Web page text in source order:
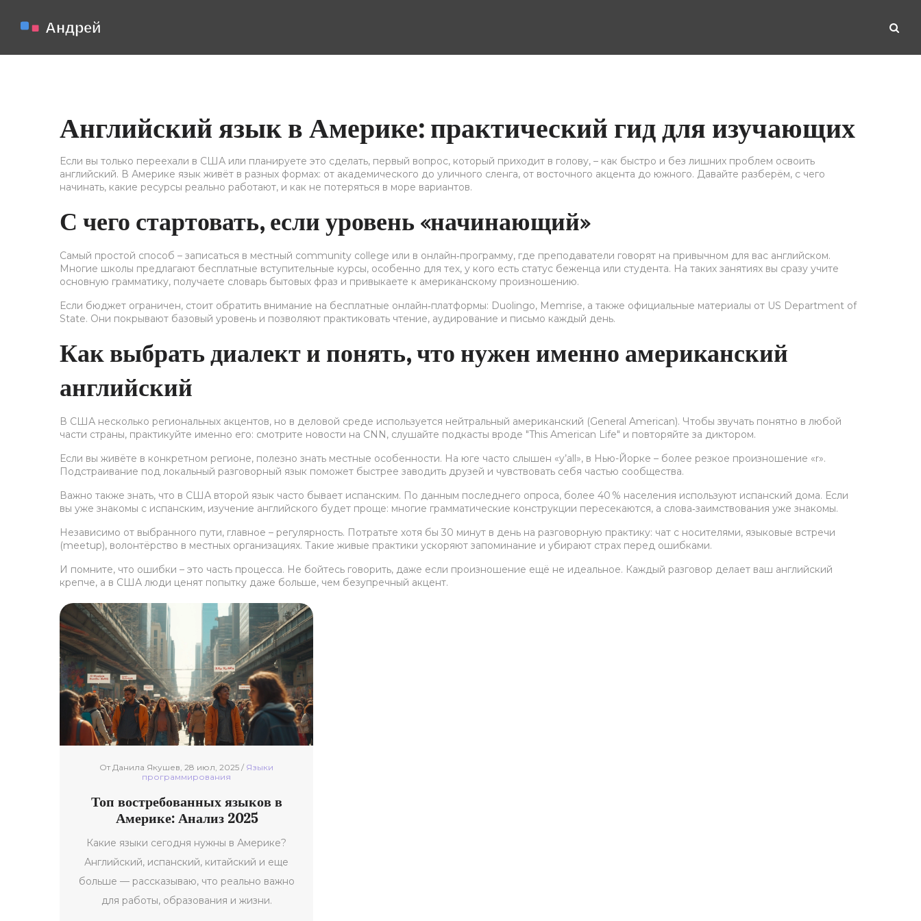
Английский язык в Америке: практический гид для изучающих
Если вы только переехали в США или планируете это сделать, первый вопрос, который приходит в голову, – как быстро и без лишних проблем освоить
английский. В Америке язык живёт в разных формах: от академического до уличного сленга, от восточного акцента до южного. Давайте разберём, с чего
начинать, какие ресурсы реально работают, и как не потеряться в море вариантов.
С чего стартовать, если уровень «начинающий»
Самый простой способ – записаться в местный community college или в онлайн‑программу, где преподаватели говорят на привычном для вас английском.
Многие школы предлагают бесплатные вступительные курсы, особенно для тех, у кого есть статус беженца или студента. На таких занятиях вы сразу учите
основную грамматику, получаете словарь бытовых фраз и привыкаете к американскому произношению.
Если бюджет ограничен, стоит обратить внимание на бесплатные онлайн‑платформы: Duolingo, Memrise, а также официальные материалы от US Department of
State. Они покрывают базовый уровень и позволяют практиковать чтение, аудирование и письмо каждый день.
Как выбрать диалект и понять, что нужен именно американский
английский
В США несколько региональных акцентов, но в деловой среде используется нейтральный американский (General American). Чтобы звучать понятно в любой
части страны, практикуйте именно его: смотрите новости на CNN, слушайте подкасты вроде "This American Life" и повторяйте за диктором.
Если вы живёте в конкретном регионе, полезно знать местные особенности. На юге часто слышен «y’all», в Нью-Йорке – более резкое произношение «r».
Подстраивание под локальный разговорный язык поможет быстрее заводить друзей и чувствовать себя частью сообщества.
Важно также знать, что в США второй язык часто бывает испанским. По данным последнего опроса, более 40 % населения используют испанский дома. Если
вы уже знакомы с испанским, изучение английского будет проще: многие грамматические конструкции пересекаются, а слова‑заимствования уже знакомы.
Независимо от выбранного пути, главное – регулярность. Потратьте хотя бы 30 минут в день на разговорную практику: чат с носителями, языковые встречи
(meetup), волонтёрство в местных организациях. Такие живые практики ускоряют запоминание и убирают страх перед ошибками.
И помните, что ошибки – это часть процесса. Не бойтесь говорить, даже если произношение ещё не идеальное. Каждый разговор делает ваш английский
крепче, а в США люди ценят попытку даже больше, чем безупречный акцент.
От Данила Якушев, 28 июл, 2025 / Языки
программирования
Топ востребованных языков в
Америке: Анализ 2025
Какие языки сегодня нужны в Америке?
Английский, испанский, китайский и еще
больше — рассказываю, что реально важно
для работы, образования и жизни.